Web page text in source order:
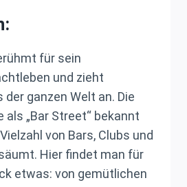
für sein
und zieht
der ganzen Welt an. Die
als „Bar Street“ bekannt
von Bars, Clubs und
Hier findet man für
etwas: von gemütlichen